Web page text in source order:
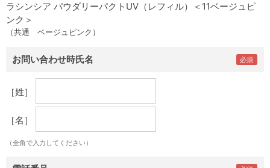
ラシンシア パウダリーパクトUV（レフィル）＜11ベージュピ
ンク＞
（共通 ベージュピンク）
お問い合わせ時氏名
［姓］
［名］
（全角で入力してください）